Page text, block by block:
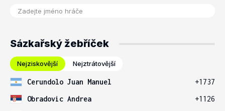
Sázkařský žebříček
Nejziskovější Nejztrátovější
Cerundolo Juan Manuel
+1737
Obradovic Andrea
+1126